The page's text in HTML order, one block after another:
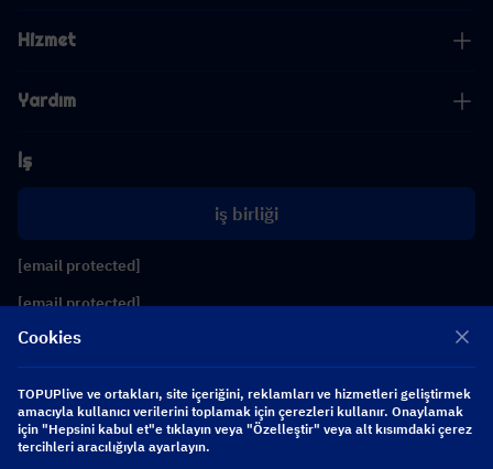
Hizmet
Yardım
İş
iş birliği
[email protected]
[email protected]
Bizi takip edin
Copyright 2026 SEA WHALE TECHNOLOGY PTE.LTD. All Rights Reserved.
Cookies
TOPUPlive ve ortakları, site içeriğini, reklamları ve hizmetleri geliştirmek
amacıyla kullanıcı verilerini toplamak için çerezleri kullanır. Onaylamak
için "Hepsini kabul et"e tıklayın veya "Özelleştir" veya alt kısımdaki çerez
tercihleri aracılığıyla ayarlayın.